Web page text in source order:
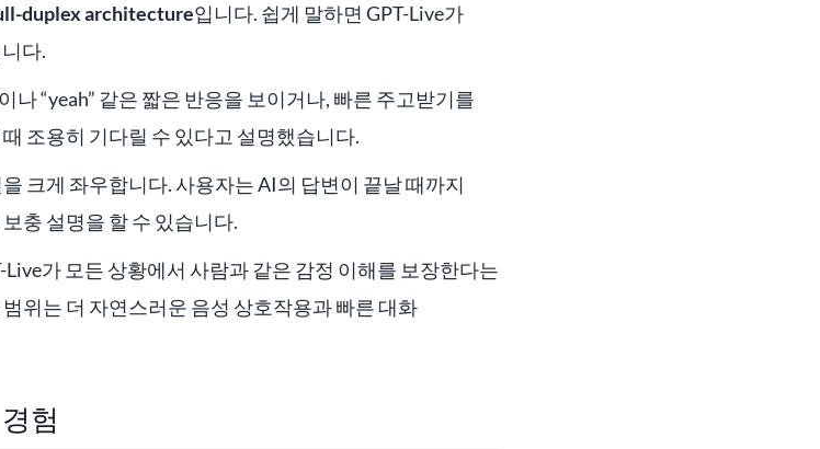
duplex architecture입니다. 쉽게 말하면 GPT-Live가
다.
나 “yeah” 같은 짧은 반응을 보이거나, 빠른 주고받기를
조용히 기다릴 수 있다고 설명했습니다.
크게 좌우합니다. 사용자는 AI의 답변이 끝날 때까지
충 설명을 할 수 있습니다.
가 모든 상황에서 사람과 같은 감정 이해를 보장한다는
위는 더 자연스러운 음성 상호작용과 빠른 대화
험